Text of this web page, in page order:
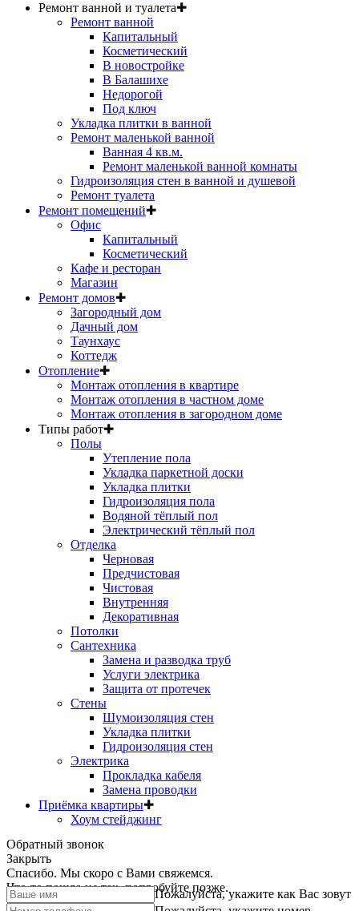
Ремонт ванной и туалета✚
Ремонт ванной
Капитальный
Косметический
В новостройке
В Балашихе
Недорогой
Под ключ
Укладка плитки в ванной
Ремонт маленькой ванной
Ванная 4 кв.м.
Ремонт маленькой ванной комнаты
Гидроизоляция стен в ванной и душевой
Ремонт туалета
Ремонт помещений✚
Офис
Капитальный
Косметический
Кафе и ресторан
Магазин
Ремонт домов✚
Загородный дом
Дачный дом
Таунхаус
Коттедж
Отопление✚
Монтаж отопления в квартире
Монтаж отопления в частном доме
Монтаж отопления в загородном доме
Типы работ✚
Полы
Утепление пола
Укладка паркетной доски
Укладка плитки
Гидроизоляция пола
Водяной тёплый пол
Электрический тёплый пол
Отделка
Черновая
Предчистовая
Чистовая
Внутренняя
Декоративная
Потолки
Сантехника
Замена и разводка труб
Услуги электрика
Защита от протечек
Стены
Шумоизоляция стен
Укладка плитки
Гидроизоляция стен
Электрика
Прокладка кабеля
Замена проводки
Приёмка квартиры✚
Хоум стейджинг
Обратный звонок
Закрыть
Спасибо. Мы скоро с Вами свяжемся.
Что-то пошло не так, попробуйте позже.Пожалуйста, укажите как Вас зовут